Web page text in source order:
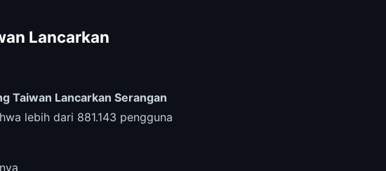
Lancarkan
Taiwan Lancarkan Serangan
lebih dari 881.143 pengguna